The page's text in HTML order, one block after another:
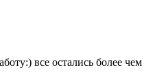
все остались более чем